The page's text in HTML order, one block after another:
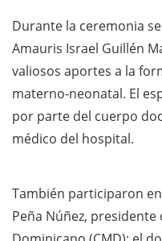
Durante la ceremonia
Amauris Israel Guillén
valiosos aportes a la
materno-neonatal. El
por parte del cuerpo
médico del hospital.
También participaron
Peña Núñez, presidente